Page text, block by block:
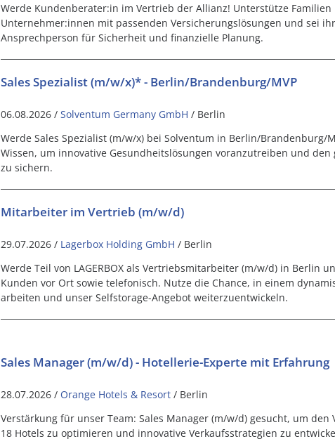
Werde Kundenberater:in im Vertrieb der Allianz! Unterstütze Familien
Unternehmer:innen mit passenden Versicherungslösungen und sei
Ansprechperson für Sicherheit und finanzielle Planung.
Sales Spezialist (m/w/x)* - Berlin/Brandenburg/MVP
06.08.2026 / Solventum Germany GmbH / Berlin
Werde Sales Spezialist (m/w/x) bei Solventum in Berlin/Brandenburg/
Wissen, um innovative Gesundheitslösungen voranzutreiben und den
zu sichern.
Mitarbeiter im Vertrieb (m/w/d)
29.07.2026 / Lagerbox Holding GmbH / Berlin
Werde Teil von LAGERBOX als Vertriebsmitarbeiter (m/w/d) in Berlin
Kunden vor Ort sowie telefonisch. Nutze die Chance, in einem
arbeiten und unser Selfstorage-Angebot weiterzuentwickeln.
Sales Manager (m/w/d) - Hotellerie-Experte mit Erfahrung
28.07.2026 / Orange Hotels & Resort / Berlin
Verstärkung für unser Team: Sales Manager (m/w/d) gesucht, um den
18 Hotels zu optimieren und innovative Verkaufsstrategien zu